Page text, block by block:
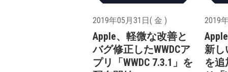
2019年05月31日( 金 )
Apple、軽微な改善と
バグ修正したWWDCア
プリ「WWDC 7.3.1」を
2019
新し
を追